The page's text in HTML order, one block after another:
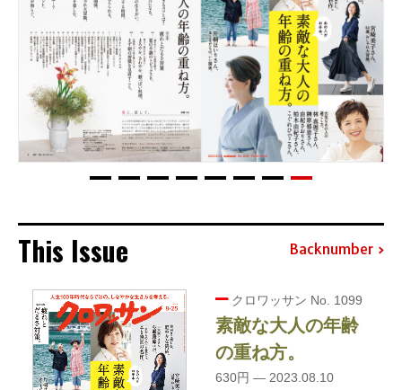
This Issue Backnumber
クロワッサン No. 1099
素敵な大人の年齢
の重ね方。
630円 — 2023.08.10